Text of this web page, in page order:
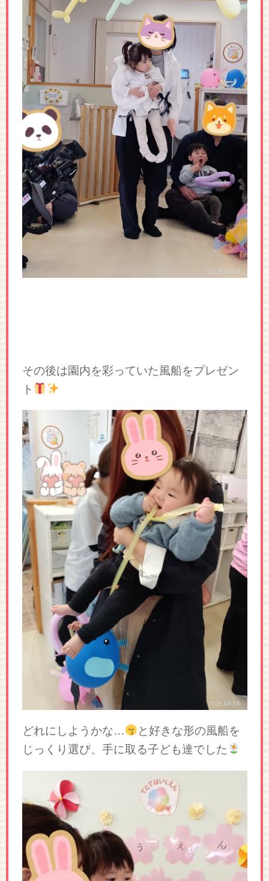
その後は園内を彩っていた風船をプレゼン
ト
どれにしようかな…
と好きな形の風船を
じっくり選び、手に取る子ども達でした